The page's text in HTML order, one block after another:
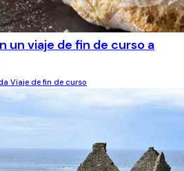
un viaje de fin de curso a
Viaje de fin de curso